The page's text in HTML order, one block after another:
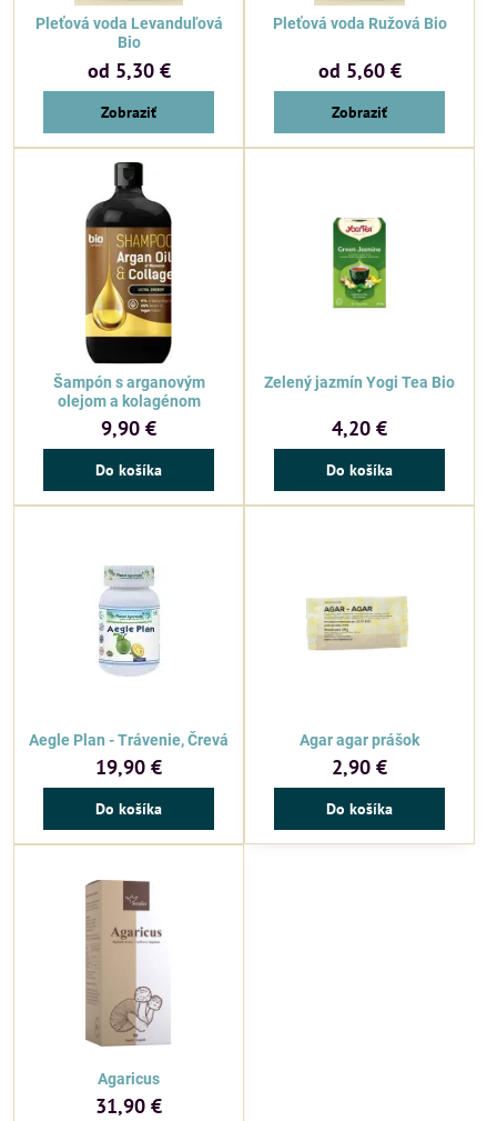
Pleťová voda Levanduľová
Bio
od 5,30 €
Zobraziť
Pleťová voda Ružová Bio
od 5,60 €
Zobraziť
Šampón s arganovým
olejom a kolagénom
9,90 €
Do košíka
Zelený jazmín Yogi Tea Bio
4,20 €
Do košíka
Aegle Plan - Trávenie, Črevá
19,90 €
Do košíka
Agar agar prášok
2,90 €
Do košíka
Agaricus
31,90 €